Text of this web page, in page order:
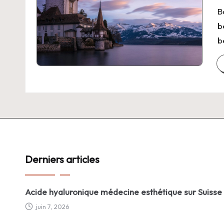
Derniers articles
Acide hyaluronique médecine esthétique sur Suisse
juin 7, 2026